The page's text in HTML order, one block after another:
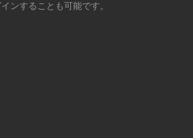
ンすることも可能です。